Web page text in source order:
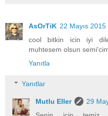
AsOrTiK 22 Mayıs 2015
cool bitkin icin iyi
muhtesem olsun
Yanıtla
Yanıtlar
Mutlu Eller
29